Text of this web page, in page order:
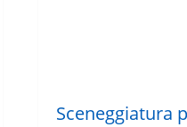
Sceneggiatura